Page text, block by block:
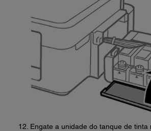
Engate a unidade do tanque de tinta